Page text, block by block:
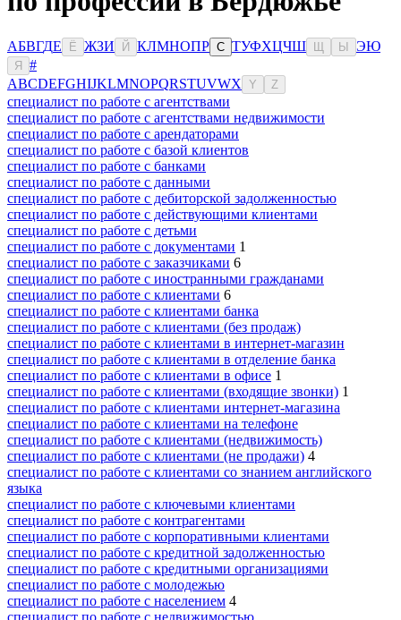
АБВГДЕ Ё ЖЗИ Й КЛМНОПР С ТУФХЦЧШ Ы ЭЮ
Я
#
ABCDEFGHIJKLMNOPQRSTUVWX Y Z
специалист по работе с агентствами
специалист по работе с агентствами недвижимости
специалист по работе с арендаторами
специалист по работе с базой клиентов
специалист по работе с банками
специалист по работе с данными
специалист по работе с дебиторской задолженностью
специалист по работе с действующими клиентами
специалист по работе с детьми
специалист по работе с документами 1
специалист по работе с заказчиками 6
специалист по работе с иностранными гражданами
специалист по работе с клиентами 6
специалист по работе с клиентами банка
специалист по работе с клиентами (без продаж)
специалист по работе с клиентами в интернет-магазин
специалист по работе с клиентами в отделение банка
специалист по работе с клиентами в офисе 1
специалист по работе с клиентами (входящие звонки) 1
специалист по работе с клиентами интернет-магазина
специалист по работе с клиентами на телефоне
специалист по работе с клиентами (недвижимость)
специалист по работе с клиентами (не продажи) 4
специалист по работе с клиентами со знанием английского
языка
специалист по работе с ключевыми клиентами
специалист по работе с контрагентами
специалист по работе с корпоративными клиентами
специалист по работе с кредитной задолженностью
специалист по работе с кредитными организациями
специалист по работе с молодежью
специалист по работе с населением 4
специалист по работе с недвижимостью